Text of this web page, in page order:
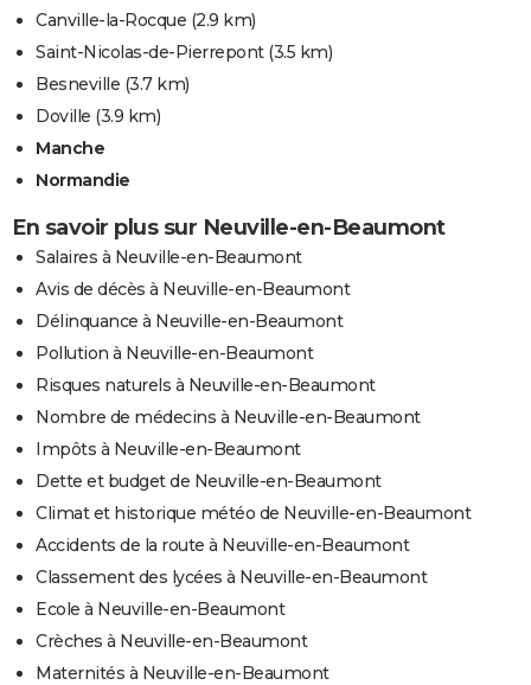
Canville-la-Rocque (2.9 km)
Saint-Nicolas-de-Pierrepont(3.5 km)
Besneville (3.7 km)
Doville (3.9 km)
Manche
Normandie
En savoir plus sur Neuville-en-Beaumont
Salaires à Neuville-en-Beaumont
Avis de décès à Neuville-en-Beaumont
Délinquance à Neuville-en-Beaumont
Pollution à Neuville-en-Beaumont
Risques naturels à Neuville-en-Beaumont
Nombre de médecins à Neuville-en-Beaumont
Impôts à Neuville-en-Beaumont
Dette et budget de Neuville-en-Beaumont
Climat et historique météo de Neuville-en-Beaumont
Accidents de la route à Neuville-en-Beaumont
Classement des lycées à Neuville-en-Beaumont
Ecole à Neuville-en-Beaumont
Crèches à Neuville-en-Beaumont
Maternités à Neuville-en-Beaumont